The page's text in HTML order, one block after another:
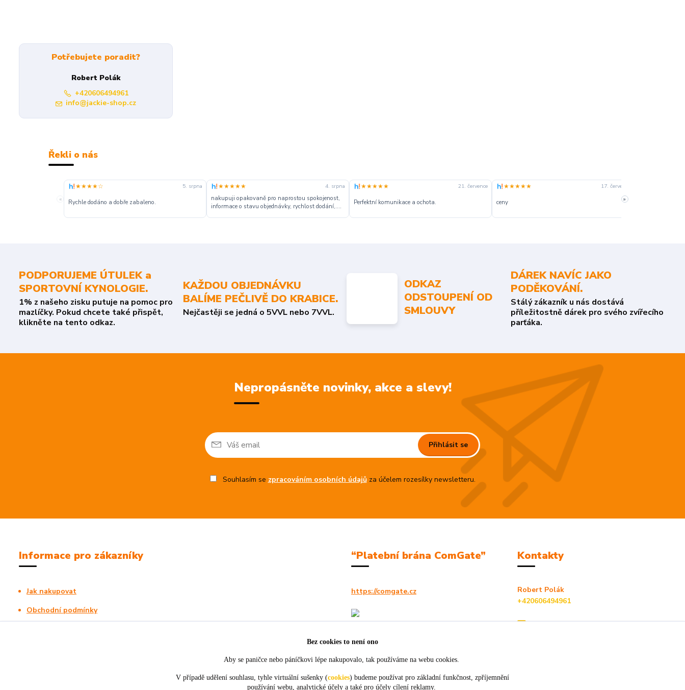
Potřebujete poradit?
Robert Polák
+420606494961
info@jackie-shop.cz
Řekli o nás
«
★★★★☆ 5. srpna
Rychle dodáno a dobře zabaleno.
★★★★★ 4. srpna
nakupuji opakovaně pro naprostou spokojenost,
informace o stavu objednávky, rychlost dodání,....
★★★★★ 21. července
Perfektní komunikace a ochota.
★★★★★ 17. července
ceny »
PODPORUJEME ÚTULEK a
SPORTOVNÍ KYNOLOGIE.
1% z našeho zisku putuje na pomoc pro
mazlíčky. Pokud chcete také přispět,
klikněte na tento odkaz.
KAŽDOU OBJEDNÁVKU
BALÍME PEČLIVĚ DO KRABICE.
Nejčastěji se jedná o 5VVL nebo 7VVL.
ODKAZ
ODSTOUPENÍ OD
SMLOUVY
DÁREK NAVÍC JAKO
PODĚKOVÁNÍ.
Stálý zákazník u nás dostává
příležitostně dárek pro svého zvířecího
parťáka.
Nepropásněte novinky, akce a slevy!
Přihlásit se
Souhlasím se zpracováním osobních údajůza účelem rozesílky newsletteru.
Informace pro zákazníky
Jak nakupovat
Obchodní podmínky
“Platební brána ComGate”
https://comgate.cz
Kontakty
Robert Polák
+420606494961
info@jackie-shop.cz
Bez cookies to není ono
Aby se paničce nebo páníčkovi lépe nakupovalo, tak používáme na webu cookies.
V případě udělení souhlasu, tyhle virtuální sušenky (cookies) budeme používat pro základní funkčnost, zpříjemnění
používání webu, analytické účely a také pro účely cílení reklamy.